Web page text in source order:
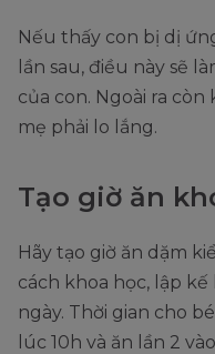
Nếu thấy con bị dị
lần sau, điều này sẽ
của con. Ngoài ra
mẹ phải lo lắng.
Tạo giờ ăn
Hãy tạo giờ ăn dặm
cách khoa học, lập
ngày. Thời gian cho
lúc 10h và ăn lần 2